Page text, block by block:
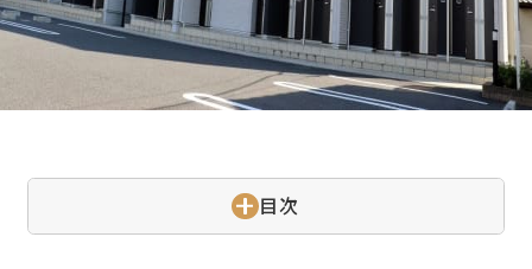
お知らせ
せた父さんコラム
採用情報
目次